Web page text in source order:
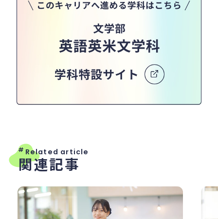
# Related article
関連記事